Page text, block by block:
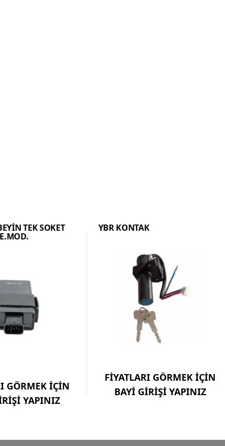
TEK SOKET
E.MOD.
GÖRMEK İÇİN
YAPINIZ
YBR KONTAK
FİYATLARI GÖRMEK İÇİN
BAYİ GİRİŞİ YAPINIZ